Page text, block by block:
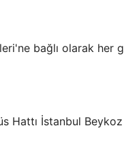
bağlı olarak her
Hattı İstanbul